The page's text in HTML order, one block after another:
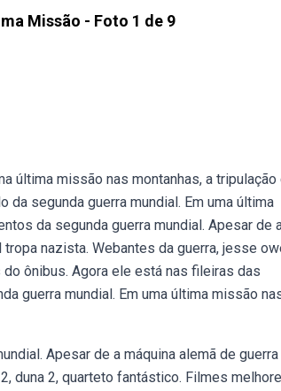
Missão - Foto 1 de 9
última missão nas montanhas, a tripulação
da segunda guerra mundial. Em uma última
da segunda guerra mundial. Apesar de
nazista. Webantes da guerra, jesse
ônibus. Agora ele está nas fileiras das
guerra mundial. Em uma última missão
Apesar de a máquina alemã de
duna 2, quarteto fantástico. Filmes